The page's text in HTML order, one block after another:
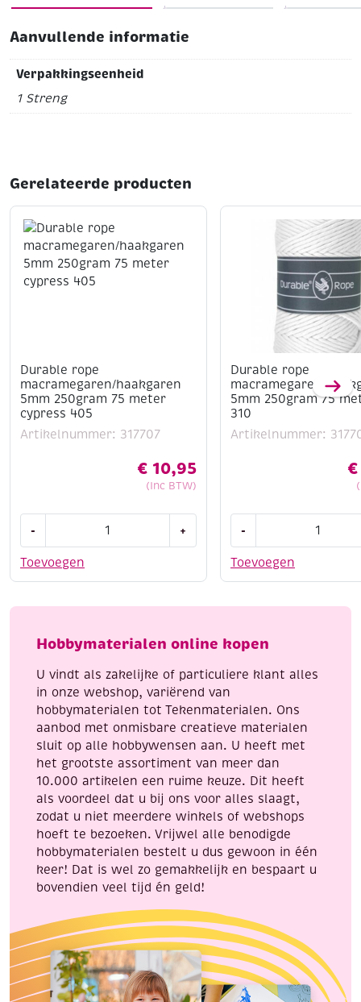
Aanvullende informatie
Verpakkingseenheid
1 Streng
Gerelateerde producten
Durable rope
macramegaren/haakgaren
5mm 250gram 75 meter
cypress 405
Artikelnummer: 317707
€ 10,95
(Inc BTW)
Toevoegen
-
macramegaren/haakgaren
75
cypress
aantal
+
Durable rope
macramegaren/
5mm 250gram 75
310
Artikelnummer:
€
Toevoegen
-
macramegaren/
75
wit
aantal
Hobbymaterialen online kopen
U vindt als zakelijke of particuliere klant alles
in onze webshop, variërend van
hobbymaterialen tot Tekenmaterialen. Ons
aanbod met onmisbare creatieve materialen
sluit op alle hobbywensen aan. U heeft met
het grootste assortiment van meer dan
10.000 artikelen een ruime keuze. Dit heeft
als voordeel dat u bij ons voor alles slaagt,
zodat u niet meerdere winkels of webshops
hoeft te bezoeken. Vrijwel alle benodigde
hobbymaterialen bestelt u dus gewoon in één
keer! Dat is wel zo gemakkelijk en bespaart u
bovendien veel tijd én geld!